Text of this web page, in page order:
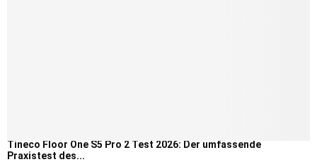
Tineco Floor One S5 Pro 2 Test 2026: Der umfassende
Praxistest des...